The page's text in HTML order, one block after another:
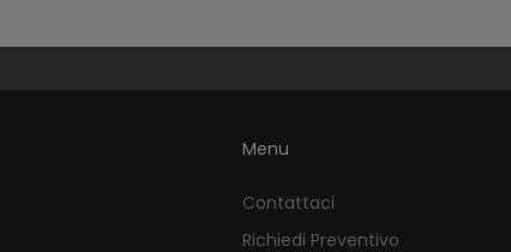
Menu
Contattaci
Richiedi Preventivo